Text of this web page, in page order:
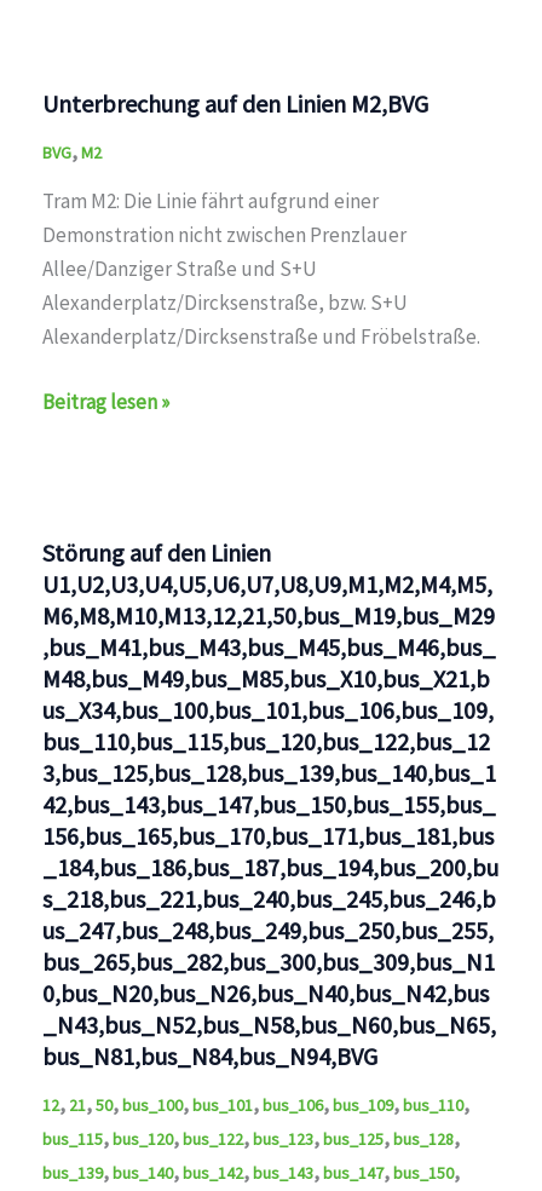
Unterbrechung auf den Linien M2,BVG
BVG,M2
Tram M2: Die Linie fährt aufgrund einer
Demonstration nicht zwischen Prenzlauer
Allee/Danziger Straße und S+U
Alexanderplatz/Dircksenstraße, bzw. S+U
Alexanderplatz/Dircksenstraße und Fröbelstraße.
Unterbrechung
Beitrag lesen »
Störung auf den Linien
U1,U2,U3,U4,U5,U6,U7,U8,U9,M1,M2,M4,M5,
M6,M8,M10,M13,12,21,50,bus_M19,bus_M29
,bus_M41,bus_M43,bus_M45,bus_M46,bus_
M48,bus_M49,bus_M85,bus_X10,bus_X21,b
us_X34,bus_100,bus_101,bus_106,bus_109,
bus_110,bus_115,bus_120,bus_122,bus_12
3,bus_125,bus_128,bus_139,bus_140,bus_1
42,bus_143,bus_147,bus_150,bus_155,bus_
156,bus_165,bus_170,bus_171,bus_181,bus
_184,bus_186,bus_187,bus_194,bus_200,bu
s_218,bus_221,bus_240,bus_245,bus_246,b
us_247,bus_248,bus_249,bus_250,bus_255,
bus_265,bus_282,bus_300,bus_309,bus_N1
0,bus_N20,bus_N26,bus_N40,bus_N42,bus
_N43,bus_N52,bus_N58,bus_N60,bus_N65,
bus_N81,bus_N84,bus_N94,BVG
12, 21,50,bus_100,bus_101,bus_106,bus_109,bus_110,
bus_115,bus_120,bus_122,bus_123,bus_125,bus_128,
bus_139,bus_140,bus_142,bus_143,bus_147,bus_150,